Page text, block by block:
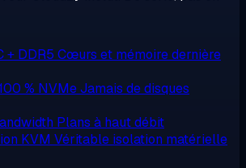
+ DDR5 Cœurs et mémoire dernière
% NVMeJamais de disques
Plans à haut débit
KVM Véritable isolation matérielle